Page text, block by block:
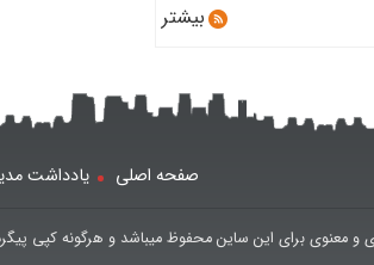
بیشتر
صفحه اصلی یادداشت
و معنوی برای این ساین محفوظ میباشد و هرگونه کپی